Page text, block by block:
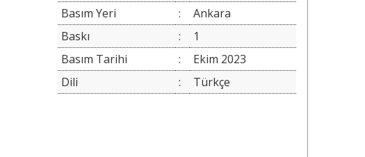
Basım Yeri
:
Ankara
Baskı
:
1
Basım Tarihi
:
Ekim 2023
Dili
: Türkçe